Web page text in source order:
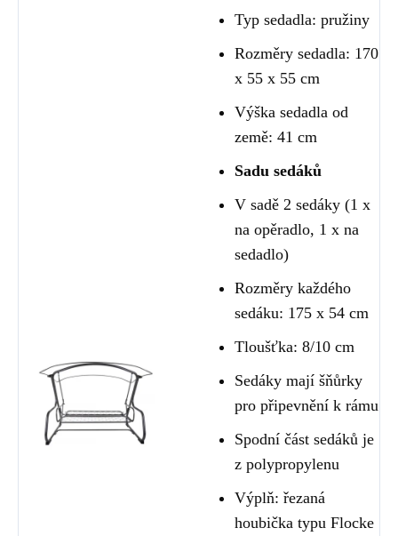
Typ sedadla: pružiny
Rozměry sedadla: 170
x 55 x 55 cm
Výška sedadla od
země: 41 cm
Sadu sedáků
V sadě 2 sedáky (1 x
na opěradlo, 1 x na
sedadlo)
Rozměry každého
sedáku: 175 x 54 cm
Tloušťka: 8/10 cm
Sedáky mají šňůrky
pro připevnění k rámu
Spodní část sedáků je
z polypropylenu
Výplň: řezaná
houbička typu Flocke